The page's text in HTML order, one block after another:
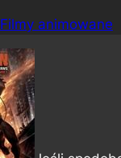
Filmy animowane